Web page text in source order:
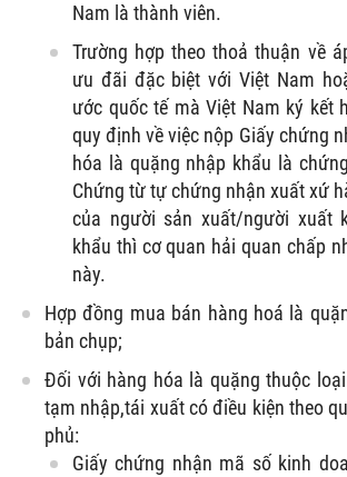
Nam là thành viên.
Trường hợp theo thoả thuận về
ưu đãi đặc biệt với Việt Nam
ước quốc tế mà Việt Nam ký kết
quy định về việc nộp Giấy chứng
hóa là quặng nhập khẩu là
Chứng từ tự chứng nhận xuất xứ
của người sản xuất/người xuất
khẩu thì cơ quan hải quan chấp
này.
Hợp đồng mua bán hàng hoá là
bản chụp;
Đối với hàng hóa là quặng thuộc
tạm nhập,tái xuất có điều kiện theo
phủ:
Giấy chứng nhận mã số kinh